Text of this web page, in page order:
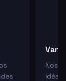
Van
Nos